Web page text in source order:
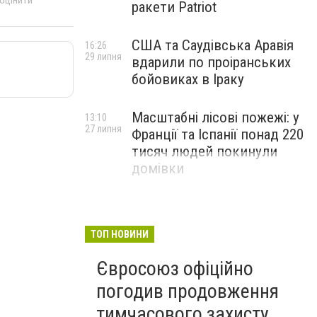
ракети Patriot
США та Саудівська Аравія
вдарили по проіранських
бойовиках в Іраку
16:26
29 липня
Масштабні лісові пожежі: у
Франції та Іспанії понад 220
тисяч людей покинули
домівки
13:10
27 липня
ТОП НОВИНИ
Євросоюз офіційно
погодив продовження